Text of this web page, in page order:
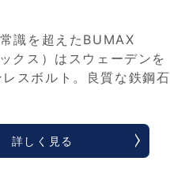
識を超えたBUMAX
クス）はスウェーデンを
スボルト。良質な鉄鋼石
詳しく見る